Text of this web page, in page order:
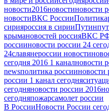
новости2016новостиновости
новостиВКС РоссииПолитика
сирияроссия в сирииПутин
крымановостей россияВКС
россииновости россии 24
24славянероссии новости
сегодня 2016 1 каналновости
newsполитика россииновости
россии 1 канал сегодня
сегодняновости россии 2016
сегодняпожарсамолет россии
В РоссииНовости России